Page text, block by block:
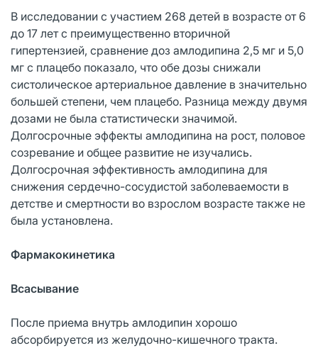
В исследовании с участием 268 детей в возрасте от 6
до 17 лет с преимущественно вторичной
гипертензией, сравнение доз амлодипина 2,5 мг и 5,0
мг с плацебо показало, что обе дозы снижали
систолическое артериальное давление в значительно
большей степени, чем плацебо. Разница между двумя
дозами не была статистически значимой.
Долгосрочные эффекты амлодипина на рост, половое
созревание и общее развитие не изучались.
Долгосрочная эффективность амлодипина для
снижения сердечно-сосудистой заболеваемости в
детстве и смертности во взрослом возрасте также не
была установлена.
Фармакокинетика
Всасывание
После приема внутрь амлодипин хорошо
абсорбируется из желудочно-кишечного тракта.